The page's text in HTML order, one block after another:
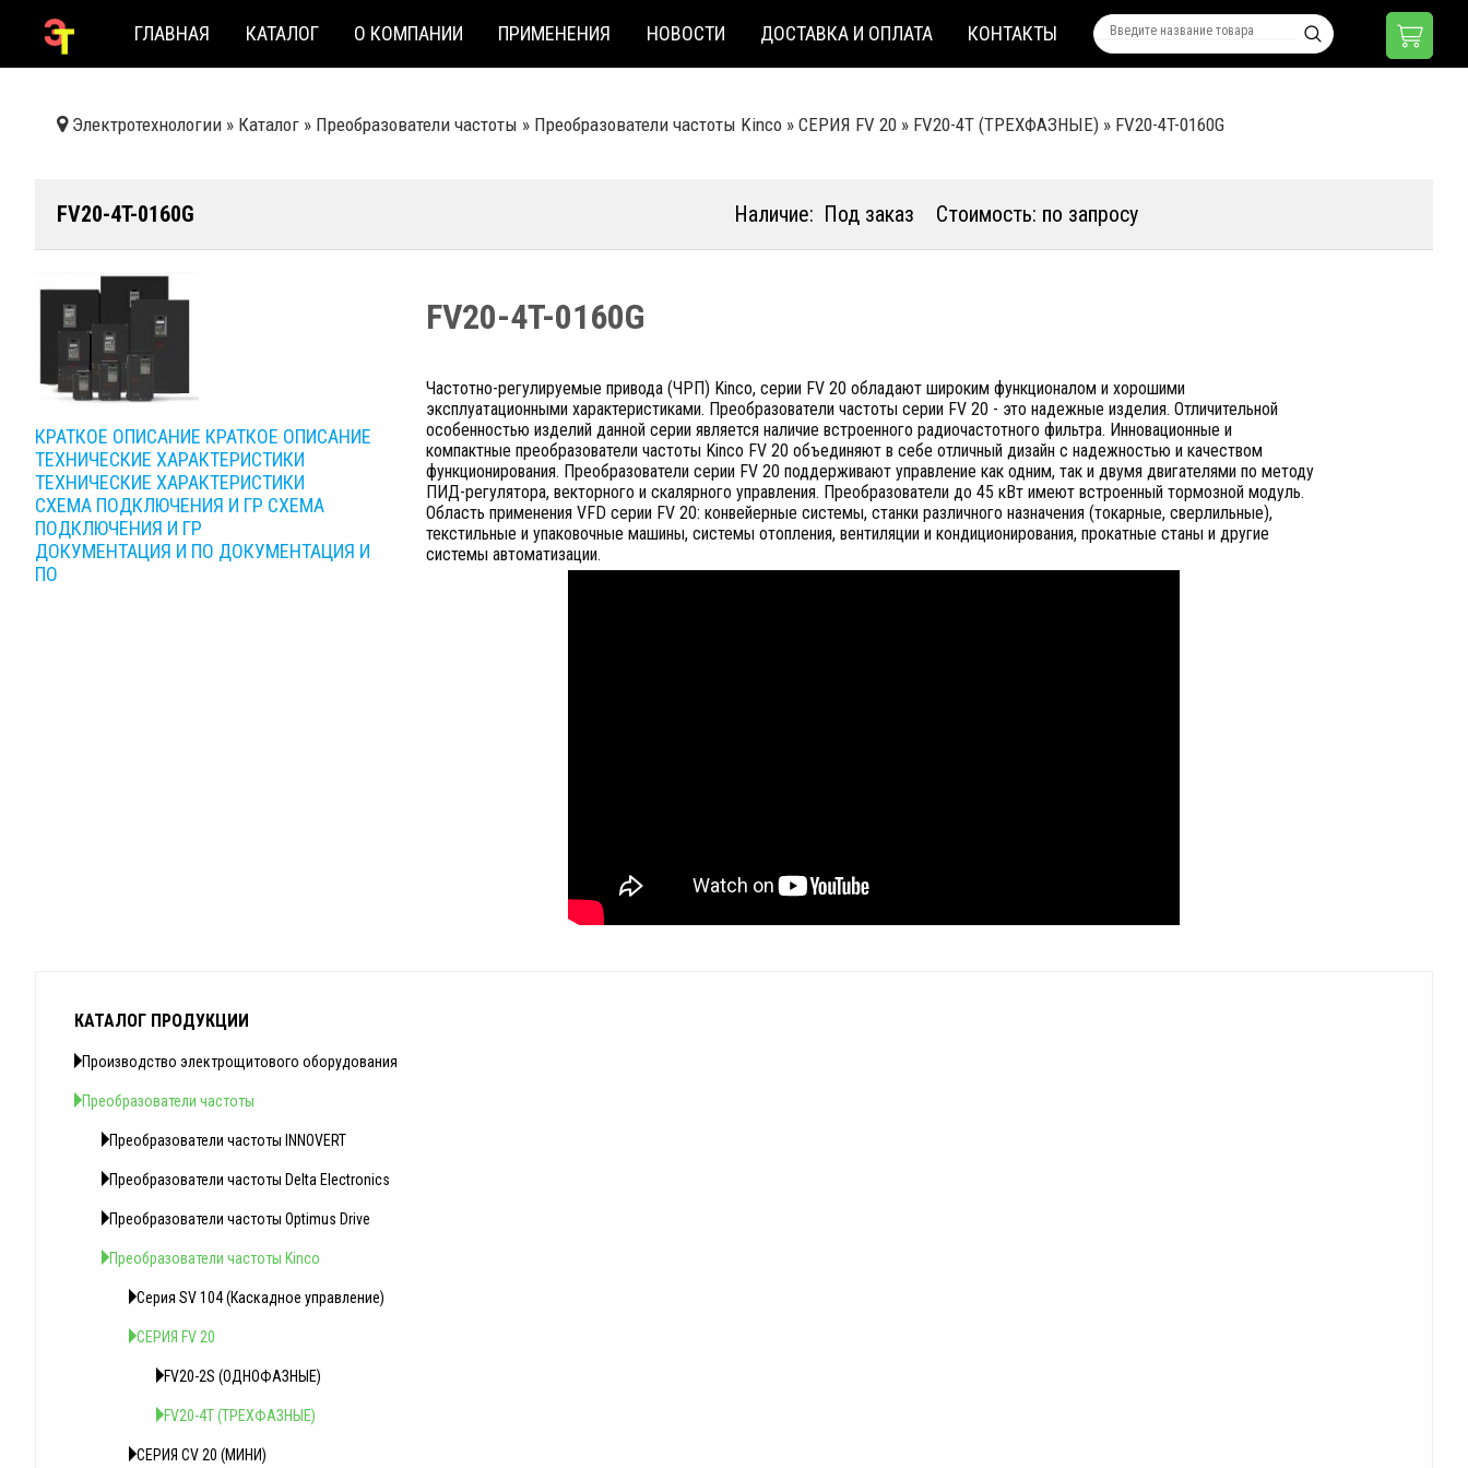
ГЛАВНАЯ КАТАЛОГ О КОМПАНИИ ПРИМЕНЕНИЯ НОВОСТИ ДОСТАВКА И ОПЛАТА КОНТАКТЫ
Электротехнологии » Каталог » Преобразователи частоты » Преобразователи частоты Kinco » СЕРИЯ FV 20 » FV20-4T (ТРЕХФАЗНЫЕ) » FV20-4T-0160G
FV20-4T-0160G Наличие: Под заказ Стоимость: по запросу
КРАТКОЕ ОПИСАНИЕ КРАТКОЕ ОПИСАНИЕ
ТЕХНИЧЕСКИЕ ХАРАКТЕРИСТИКИ
ТЕХНИЧЕСКИЕ ХАРАКТЕРИСТИКИ
СХЕМА ПОДКЛЮЧЕНИЯ И ГР СХЕМА
ПОДКЛЮЧЕНИЯ И ГР
ДОКУМЕНТАЦИЯ И ПО ДОКУМЕНТАЦИЯ И
ПО
FV20-4T-0160G
Частотно-регулируемые привода (ЧРП) Kinco, серии FV 20 обладают широким функционалом и хорошими
эксплуатационными характеристиками. Преобразователи частоты серии FV 20 - это надежные изделия. Отличительной
особенностью изделий данной серии является наличие встроенного радиочастотного фильтра. Инновационные и
компактные преобразователи частоты Kinco FV 20 объединяют в себе отличный дизайн с надежностью и качеством
функционирования. Преобразователи серии FV 20 поддерживают управление как одним, так и двумя двигателями по методу
ПИД-регулятора, векторного и скалярного управления. Преобразователи до 45 кВт имеют встроенный тормозной модуль.
Область применения VFD серии FV 20: конвейерные системы, станки различного назначения (токарные, сверлильные),
текстильные и упаковочные машины, системы отопления, вентиляции и кондиционирования, прокатные станы и другие
системы автоматизации.
КАТАЛОГ ПРОДУКЦИИ
Производство электрощитового оборудования
Преобразователи частоты
Преобразователи частоты INNOVERT
Преобразователи частоты Delta Electronics
Преобразователи частоты Optimus Drive
Преобразователи частоты Kinco
Серия SV 104 (Каскадное управление)
СЕРИЯ FV 20
FV20-2S (ОДНОФАЗНЫЕ)
FV20-4T (ТРЕХФАЗНЫЕ)
СЕРИЯ CV 20 (МИНИ)